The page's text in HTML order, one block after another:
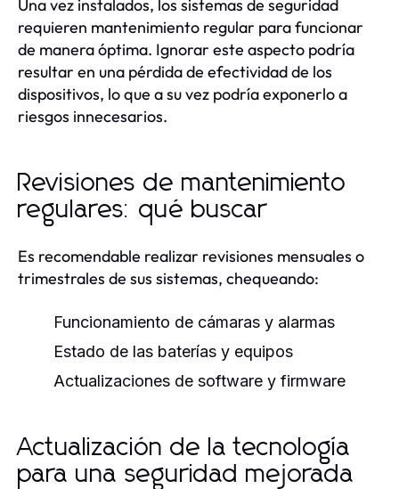
Una vez instalados, los sistemas de seguridad
requieren mantenimiento regular para funcionar
de manera óptima. Ignorar este aspecto podría
resultar en una pérdida de efectividad de los
dispositivos, lo que a su vez podría exponerlo a
riesgos innecesarios.
Revisiones de mantenimiento
regulares: qué buscar
Es recomendable realizar revisiones mensuales o
trimestrales de sus sistemas, chequeando:
Funcionamiento de cámaras y alarmas
Estado de las baterías y equipos
Actualizaciones de software y firmware
Actualización de la tecnología
para una seguridad mejorada